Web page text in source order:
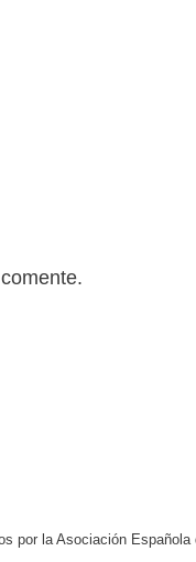
por la Asociación